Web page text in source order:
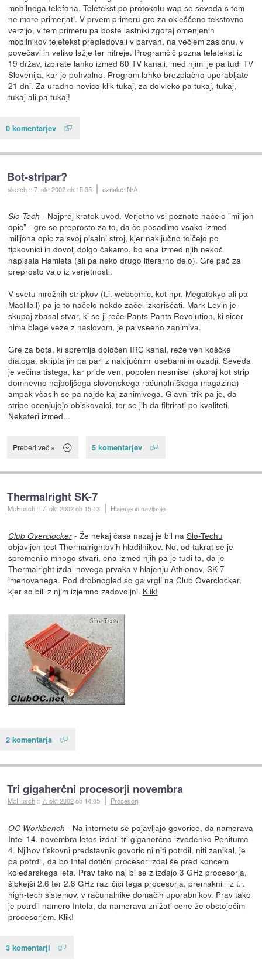
mobilnega telefona. Teletekst po protokolu wap se seveda s tem
ne more primerjati. V prvem primeru gre za okleščeno tekstovno
verzijo, v tem primeru pa boste lastniki zgoraj omenjenih
mobilnikov teletekst pregledovali v barvah, na večjem zaslonu, v
povečavi in veliko lažje ter hitreje. Programčič pozna teletekst iz
19 držav, izbirate lahko izmed 60 TV kanali, med njimi je pa tudi TV
Slovenija, kar je pohvalno. Program lahko brezplačno uporabljate
21 dni. Za uradno novico klik tukaj, za dolvleko pa tukaj, tukaj,
tukajali pa tukaj!
0 komentarjev
Bot-stripar?
sketch ::7. okt 2002ob 15:35 oznake: N/A
Slo-Tech - Najprej kratek uvod. Verjetno vsi poznate načelo "milijon
opic" - gre se preprosto za to, da če posadimo vsako izmed
milijona opic za svoj pisalni stroj, kjer naključno tolčejo po
tipkovnici in dovolj dolgo čakamo, bo ena izmed njih nekoč
napisala Hamleta (ali pa neko drugo literarno delo). Gre pač za
preprosto vajo iz verjetnosti.
V svetu mrežnih stripkov (t.i. webcomic, kot npr. Megatokyo ali pa
MacHall) pa je to načelo nekdo začel izkoriščati. Mark Levin je
skupaj zbasal stvar, ki se ji reče Pants Pants Revolution, ki sicer
nima blage veze z naslovom, je pa vseeno zanimiva.
Gre za bota, ki spremlja določen IRC kanal, reže ven koščke
dialoga, skripta jih pa pari z naključnimi osebami in ozadji. Seveda
je večina tistega, kar pride ven, popolen nesmisel (skoraj kot strip
domnevno najboljšega slovenskega računalniškega magazina) -
ampak včasih se pa najde kaj zanimivega. Glavni trik pa je, da
stripe ocenjujejo obiskovalci, ter se jih da filtrirati po kvaliteti.
Nekateri izmed...
Preberi več » 5 komentarjev
Thermalright SK-7
McHusch ::7. okt 2002ob 15:13 Hlajenje in navijanje
Club Overclocker- Že nekaj časa nazaj je bil na Slo-Techu
objavljen test Thermalrightovih hladilnikov. No, od takrat se je
spremenilo mnogo stvari, ena izmed njih pa je tudi ta, da je
Thermalright izdal novega prvaka v hlajenju Athlonov, SK-7
imenovanega. Pod drobnogled so ga vrgli na Club Overclocker,
kjer so bili z njim izjemno zadovoljni. Klik!
2 komentarja
Tri gigaherčni procesorji novembra
McHusch ::7. okt 2002ob 14:05 Procesorji
OC Workbench - Na internetu se pojavljajo govorice, da namerava
Intel 14. novembra letos izdati tri gigaherčno izvedenko Penituma
4. Njihov tiskovni predstavnik govoric ni niti potrdil, niti zanikal, je
pa potrdil, da bo Intel dotični procesor izdal še pred koncem
koledarskega leta. Prav tako naj bi se z izdajo 3 GHz procesorja,
šibkejši 2.6 ter 2.8 GHz različici tega procesorja, premaknili iz t.i.
high-tech sistemov, v računalnike domačih uporabnikov. Prav tako
je potrdil namero Intela, da namerava znižati cene že obstoječim
procesorjem. Klik!
3 komentarji